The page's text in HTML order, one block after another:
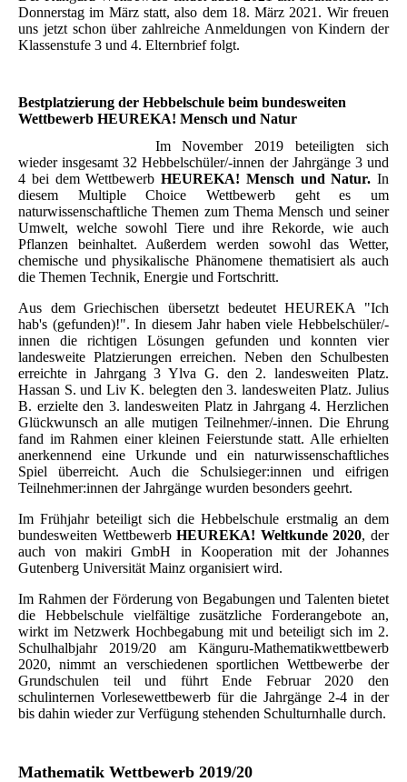
Donnerstag im März statt, also dem 18. März 2021. Wir freuen
uns jetzt schon über zahlreiche Anmeldungen von Kindern der
Klassenstufe 3 und 4. Elternbrief folgt.
Bestplatzierung der Hebbelschule beim bundesweiten
Wettbewerb HEUREKA! Mensch und Natur
Im November 2019 beteiligten sich
wieder insgesamt 32 Hebbelschüler/-innen der Jahrgänge 3 und
4 bei dem Wettbewerb HEUREKA! Mensch und Natur. In
diesem Multiple Choice Wettbewerb geht es um
naturwissenschaftliche Themen zum Thema Mensch und seiner
Umwelt, welche sowohl Tiere und ihre Rekorde, wie auch
Pflanzen beinhaltet. Außerdem werden sowohl das Wetter,
chemische und physikalische Phänomene thematisiert als auch
die Themen Technik, Energie und Fortschritt.
Aus dem Griechischen übersetzt bedeutet HEUREKA "Ich
hab's (gefunden)!". In diesem Jahr haben viele Hebbelschüler/-
innen die richtigen Lösungen gefunden und konnten vier
landesweite Platzierungen erreichen. Neben den Schulbesten
erreichte in Jahrgang 3 Ylva G. den 2. landesweiten Platz.
Hassan S. und Liv K. belegten den 3. landesweiten Platz. Julius
B. erzielte den 3. landesweiten Platz in Jahrgang 4. Herzlichen
Glückwunsch an alle mutigen Teilnehmer/-innen. Die Ehrung
fand im Rahmen einer kleinen Feierstunde statt. Alle erhielten
anerkennend eine Urkunde und ein naturwissenschaftliches
Spiel überreicht. Auch die Schulsieger:innen und eifrigen
Teilnehmer:innen der Jahrgänge wurden besonders geehrt.
Im Frühjahr beteiligt sich die Hebbelschule erstmalig an dem
bundesweiten WettbewerbHEUREKA! Weltkunde 2020, der
auch von makiri GmbH in Kooperation mit der Johannes
Gutenberg Universität Mainz organisiert wird.
Im Rahmen der Förderung von Begabungen und Talenten bietet
die Hebbelschule vielfältige zusätzliche Forderangebote an,
wirkt im Netzwerk Hochbegabung mit und beteiligt sich im 2.
Schulhalbjahr 2019/20 am Känguru-Mathematikwettbewerb
2020, nimmt an verschiedenen sportlichen Wettbewerbe der
Grundschulen teil und führt Ende Februar 2020 den
schulinternen Vorlesewettbewerb für die Jahrgänge 2-4 in der
bis dahin wieder zur Verfügung stehenden Schulturnhalle durch.
Mathematik Wettbewerb 2019/20